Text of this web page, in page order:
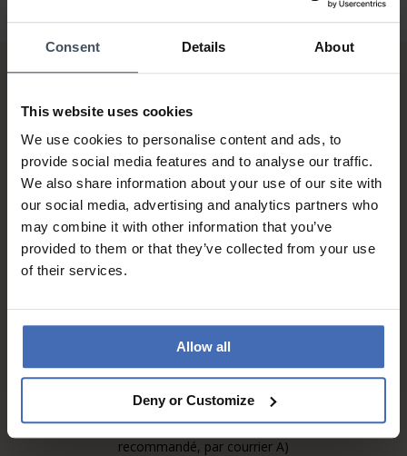
Consent Details About
This website uses cookies
We use cookies to personalise content and ads, to
provide social media features and to analyse our traffic.
We also share information about your use of our site with
our social media, advertising and analytics partners who
may combine it with other information that you’ve
provided to them or that they’ve collected from your use
of their services.
Allow all
Deny or Customize
Sur facture et paiement
échelonné (jusqu’à CHF
5'000.-)
info
Envoi gratuit* (en
recommandé, par courrier A)